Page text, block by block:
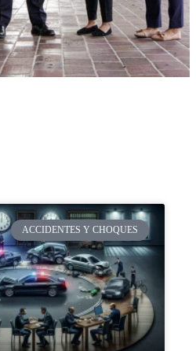
ACCIDENTES Y CHOQUES